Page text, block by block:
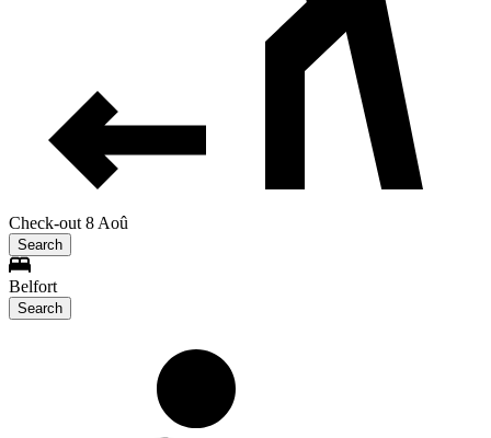
Check-out 8 Aoû
Search
Belfort
Search